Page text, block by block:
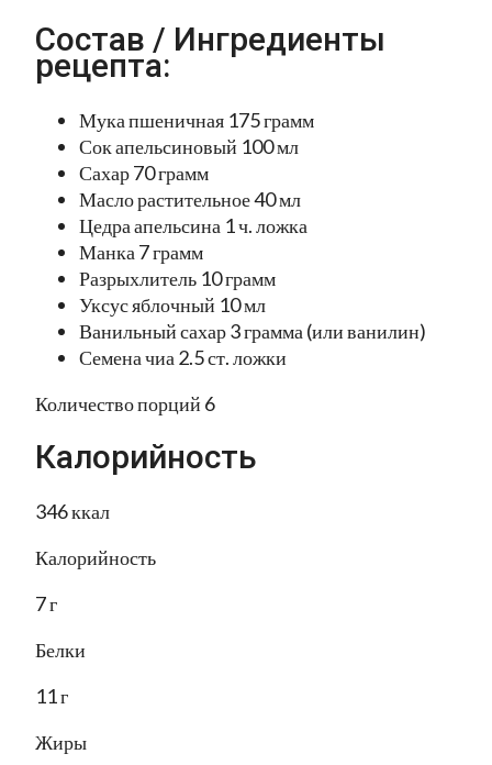
Состав / Ингредиенты
рецепта:
Мука пшеничная 175 грамм
Сок апельсиновый 100 мл
Сахар 70 грамм
Масло растительное 40 мл
Цедра апельсина 1 ч. ложка
Манка 7 грамм
Разрыхлитель 10 грамм
Уксус яблочный 10 мл
Ванильный сахар 3 грамма (или ванилин)
Семена чиа 2.5 ст. ложки
Количество порций 6
Калорийность
346 ккал
Калорийность
7 г
Белки
11 г
Жиры